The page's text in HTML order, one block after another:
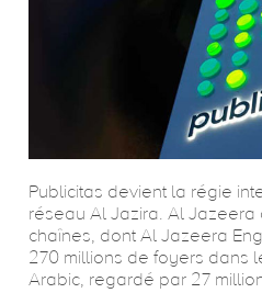
Publicitas devient la régie
réseau Al Jazira. Al
chaînes, dont Al Jazeera
270 millions de foyers dans
Arabic, regardé par 27